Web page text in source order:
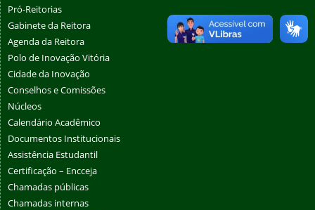
Pró-Reitorias
Gabinete da Reitora
Agenda da Reitora
Polo de Inovação Vitória
Cidade da Inovação
Conselhos e Comissões
Núcleos
Calendário Acadêmico
Documentos Institucionais
Assistência Estudantil
Certificação – Encceja
Chamadas públicas
Chamadas internas